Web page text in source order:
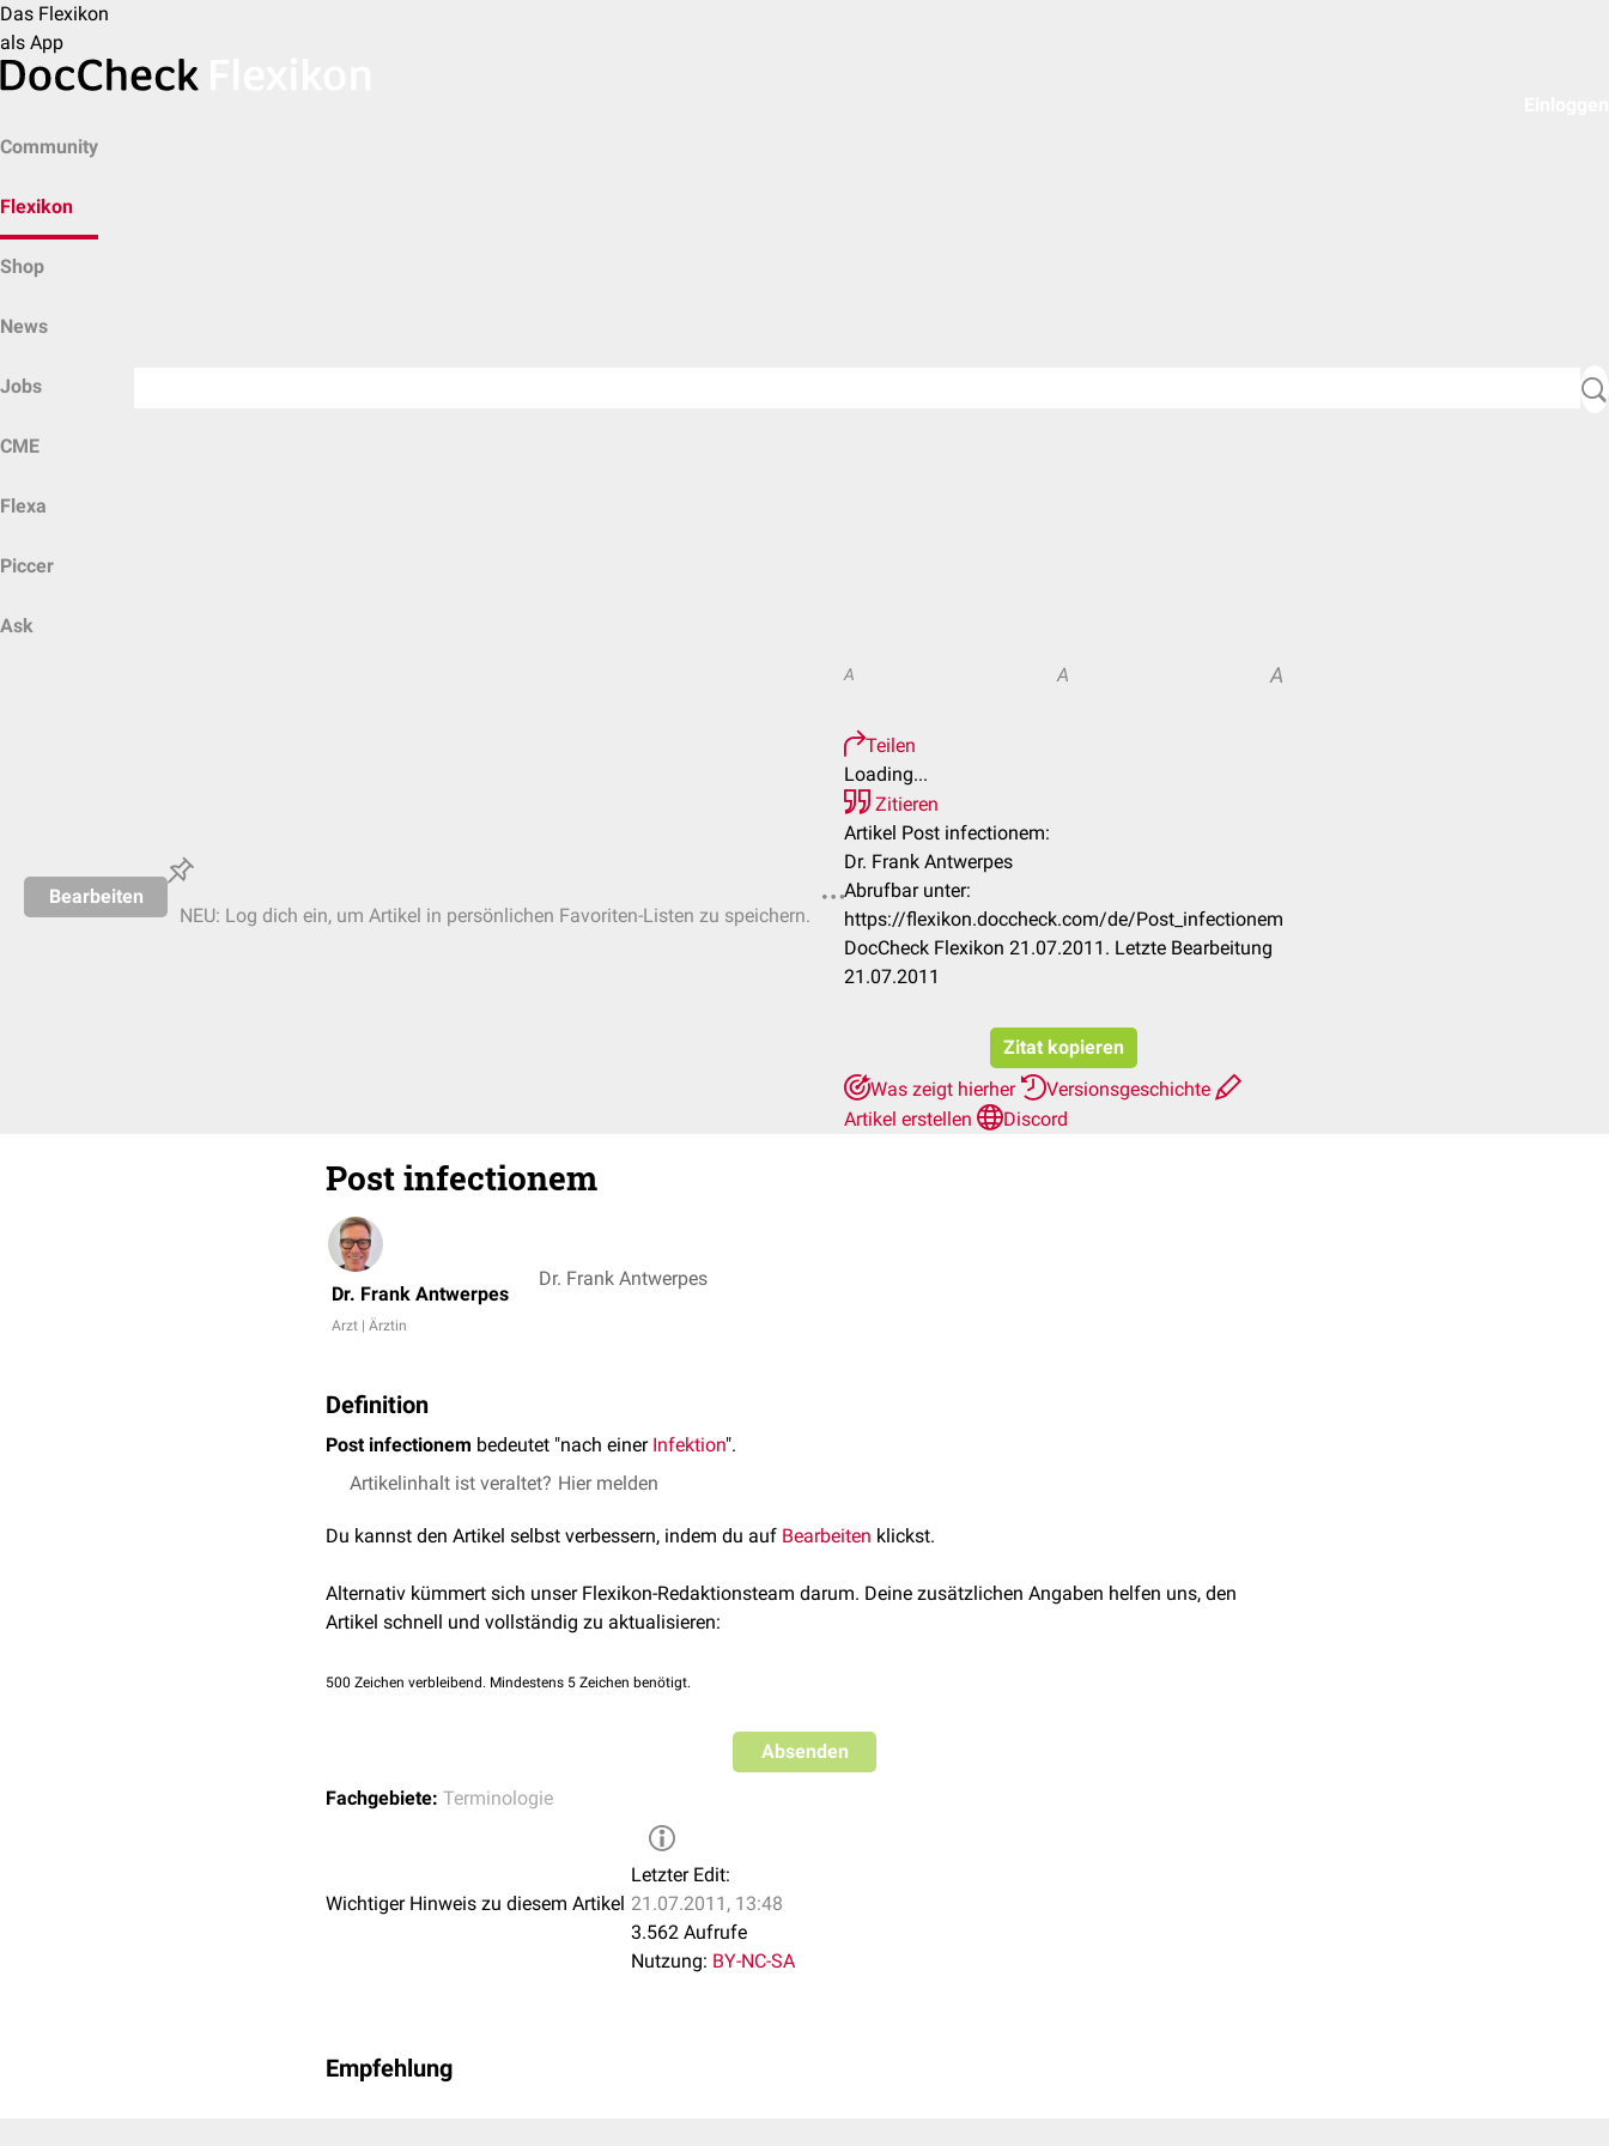
Das Flexikon
als App
Community
Flexikon
Shop
News
Jobs
CME
Flexa
Piccer
Ask
Bearbeiten
NEU: Log dich ein, um Artikel in persönlichen Favoriten-Listen zu speichern.
A A A
Teilen
Loading...
Zitieren
Artikel Post infectionem:
Dr. Frank Antwerpes
Abrufbar unter:
https://flexikon.doccheck.com/de/Post_infectionem
DocCheck Flexikon 21.07.2011. Letzte Bearbeitung
21.07.2011
Zitat kopieren
Was zeigt hierher
Versionsgeschichte
Artikel erstellen
Discord
Post infectionem
Dr. Frank Antwerpes
Arzt | Ärztin
Dr. Frank Antwerpes
Definition
Post infectionem bedeutet "nach einer Infektion".
Artikelinhalt ist veraltet? Hier melden
Du kannst den Artikel selbst verbessern, indem du auf Bearbeiten klickst.
Alternativ kümmert sich unser Flexikon-Redaktionsteam darum. Deine zusätzlichen Angaben helfen uns, den
Artikel schnell und vollständig zu aktualisieren:
500 Zeichen verbleibend. Mindestens 5 Zeichen benötigt.
Absenden
Fachgebiete: Terminologie
Wichtiger Hinweis zu diesem Artikel
Letzter Edit:
21.07.2011, 13:48
3.562 Aufrufe
Nutzung: BY-NC-SA
Empfehlung